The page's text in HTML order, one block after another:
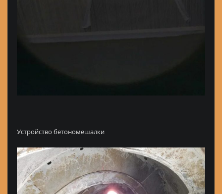
Устройство бетономешалки